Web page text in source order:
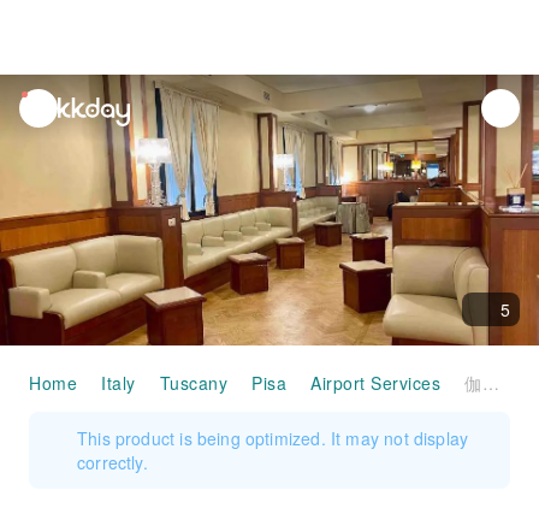
unread
notifications
5
Home Italy Tuscany Pisa Airport Services 伽利略伽利萊機場(PSA) | Main Terminal | Galilei VIP Lounge | 貴賓室服務
This product is being optimized. It may not display
correctly.